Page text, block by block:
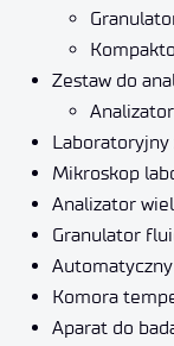
Zestaw do
Laboratoryjny
Mikroskop
Analizator
Granulator
Komora
Aparat do